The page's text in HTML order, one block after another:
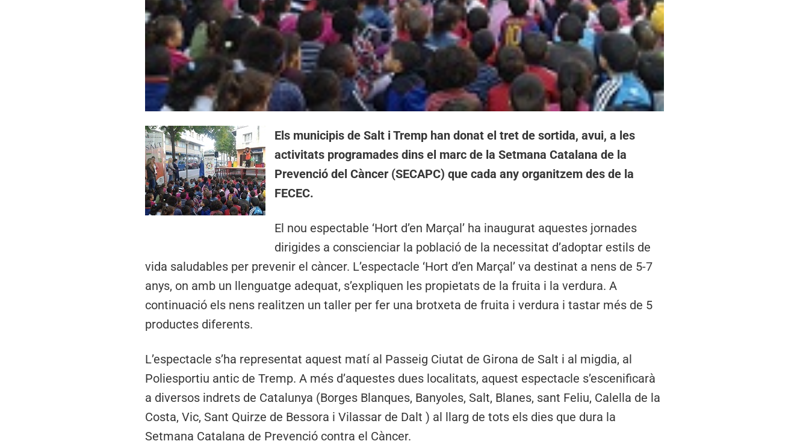
Els municipis de Salt i Tremp han donat el tret de sortida, avui, a les
activitats programades dins el marc de la Setmana Catalana de la
Prevenció del Càncer (SECAPC) que cada any organitzem des de la
FECEC.
El nou espectable ‘Hort d’en Marçal’ ha inaugurat aquestes jornades
dirigides a conscienciar la població de la necessitat d’adoptar estils de
vida saludables per prevenir el càncer. L’espectacle ‘Hort d’en Marçal’ va destinat a nens de 5-7
anys, on amb un llenguatge adequat, s’expliquen les propietats de la fruita i la verdura. A
continuació els nens realitzen un taller per fer una brotxeta de fruita i verdura i tastar més de 5
productes diferents.
L’espectacle s’ha representat aquest matí al Passeig Ciutat de Girona de Salt i al migdia, al
Poliesportiu antic de Tremp. A més d’aquestes dues localitats, aquest espectacle s’escenificarà
a diversos indrets de Catalunya (Borges Blanques, Banyoles, Salt, Blanes, sant Feliu, Calella de la
Costa, Vic, Sant Quirze de Bessora i Vilassar de Dalt ) al llarg de tots els dies que dura la
Setmana Catalana de Prevenció contra el Càncer.